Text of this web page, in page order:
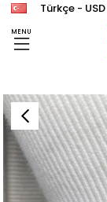
MENU
Türkçe - USD